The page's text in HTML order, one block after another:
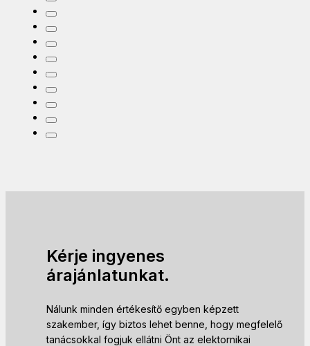
Kérje ingyenes
árajánlatunkat.
Nálunk minden értékesítő egyben képzett
szakember, így biztos lehet benne, hogy megfelelő
tanácsokkal fogjuk ellátni Önt az elektornikai